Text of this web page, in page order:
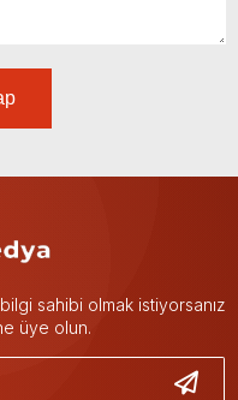
sahibi olmak istiyorsanız
üye olun.